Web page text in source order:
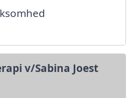
v/Sabina Joest